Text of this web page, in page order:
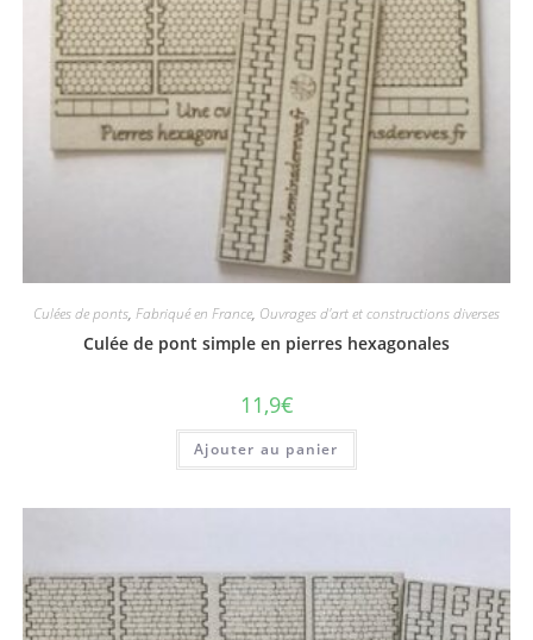
Culées de ponts, Fabriqué en France, Ouvrages d'art et constructions diverses
Culée de pont simple en pierres hexagonales
11,9€
Ajouter au panier